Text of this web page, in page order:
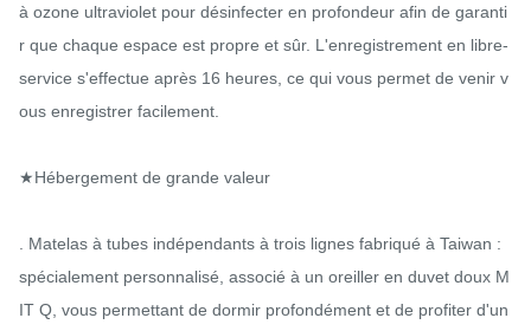
à ozone ultraviolet pour désinfecter en profondeur afin de garanti
r que chaque espace est propre et sûr. L'enregistrement en libre-
service s'effectue après 16 heures, ce qui vous permet de venir v
ous enregistrer facilement.
★Hébergement de grande valeur
. Matelas à tubes indépendants à trois lignes fabriqué à Taiwan :
spécialement personnalisé, associé à un oreiller en duvet doux M
IT Q, vous permettant de dormir profondément et de profiter d'un